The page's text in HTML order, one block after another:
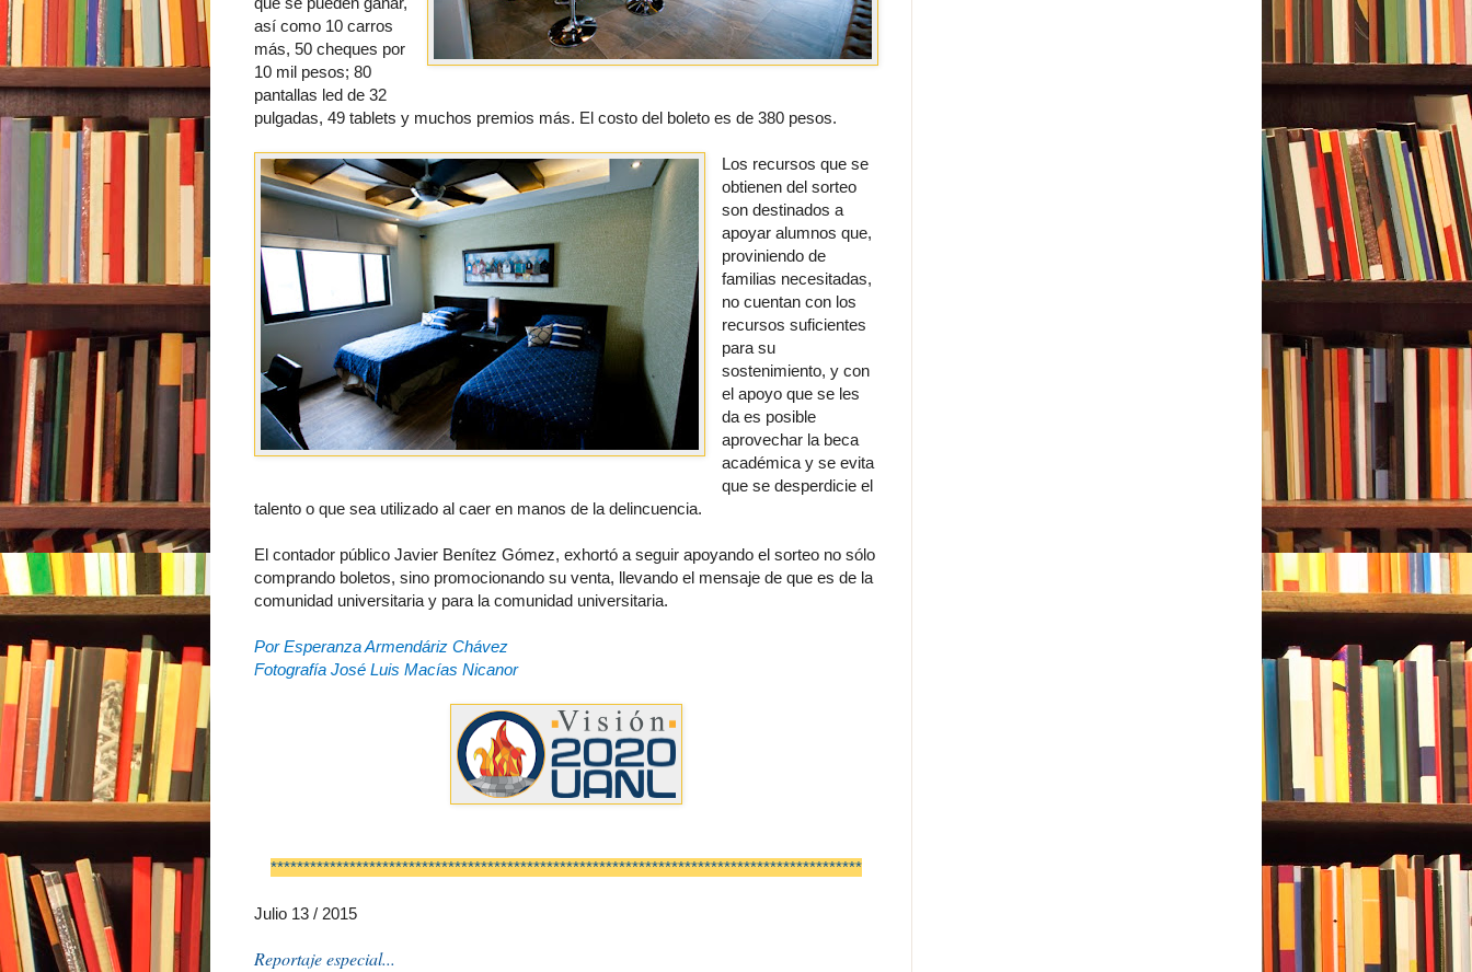
así como 10 carros
más, 50 cheques por
10 mil pesos; 80
pantallas led de 32
pulgadas, 49 tablets y muchos premios más. El costo del boleto es de 380 pesos.
Los recursos que se
obtienen del sorteo
son destinados a
apoyar alumnos que,
proviniendo de
familias necesitadas,
no cuentan con los
recursos suficientes
para su
sostenimiento, y con
el apoyo que se les
da es posible
aprovechar la beca
académica y se evita
que se desperdicie el
talento o que sea utilizado al caer en manos de la delincuencia.
El contador público Javier Benítez Gómez, exhortó a seguir apoyando el sorteo no sólo
comprando boletos, sino promocionando su venta, llevando el mensaje de que es de la
comunidad universitaria y para la comunidad universitaria.
Por Esperanza Armendáriz Chávez
Fotografía José Luis Macías Nicanor
******************************************************************************************
Julio 13 / 2015
Reportaje especial...